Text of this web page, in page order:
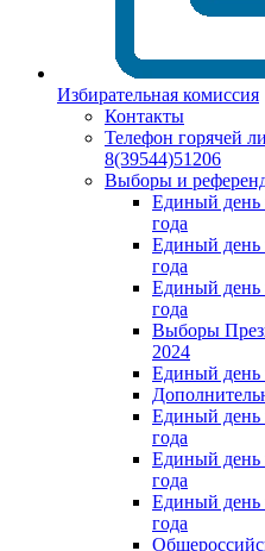
Избирательная комиссия
Контакты
Телефон горячей
8(39544)51206
Выборы и
Единый день
года
Единый день
года
Единый день
года
Выборы
2024
Единый день
Единый день
года
Единый день
года
Единый день
года